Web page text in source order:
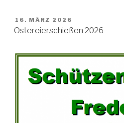
VERÖFFENTLICHT
AM
16. MÄRZ 2026
Ostereierschießen 2026